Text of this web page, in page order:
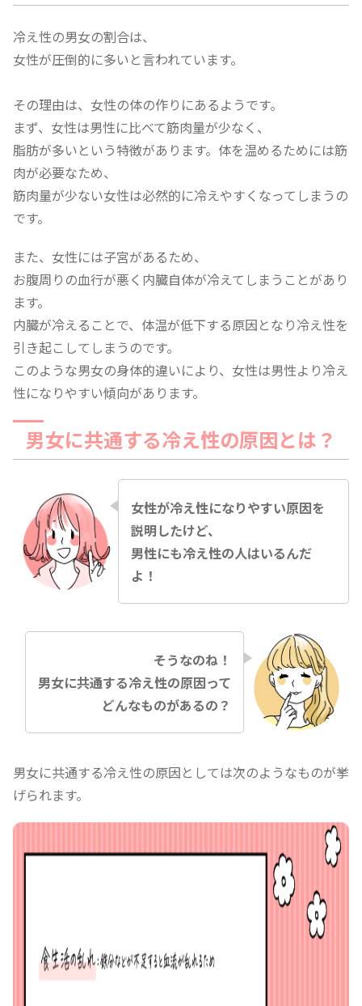
冷え性の男女の割合は、
女性が圧倒的に多いと言われています。
その理由は、女性の体の作りにあるようです。
まず、女性は男性に比べて筋肉量が少なく、
脂肪が多いという特徴があります。体を温めるためには筋
肉が必要なため、
筋肉量が少ない女性は必然的に冷えやすくなってしまうの
です。
また、女性には子宮があるため、
お腹周りの血行が悪く内臓自体が冷えてしまうことがあり
ます。
内臓が冷えることで、体温が低下する原因となり冷え性を
引き起こしてしまうのです。
このような男女の身体的違いにより、女性は男性より冷え
性になりやすい傾向があります。
男女に共通する冷え性の原因とは？
女性が冷え性になりやすい原因を
説明したけど、
男性にも冷え性の人はいるんだ
よ！
そうなのね！
男女に共通する冷え性の原因って
どんなものがあるの？
男女に共通する冷え性の原因としては次のようなものが挙
げられます。